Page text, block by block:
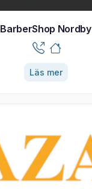
BarberShop Nordby
Läs mer